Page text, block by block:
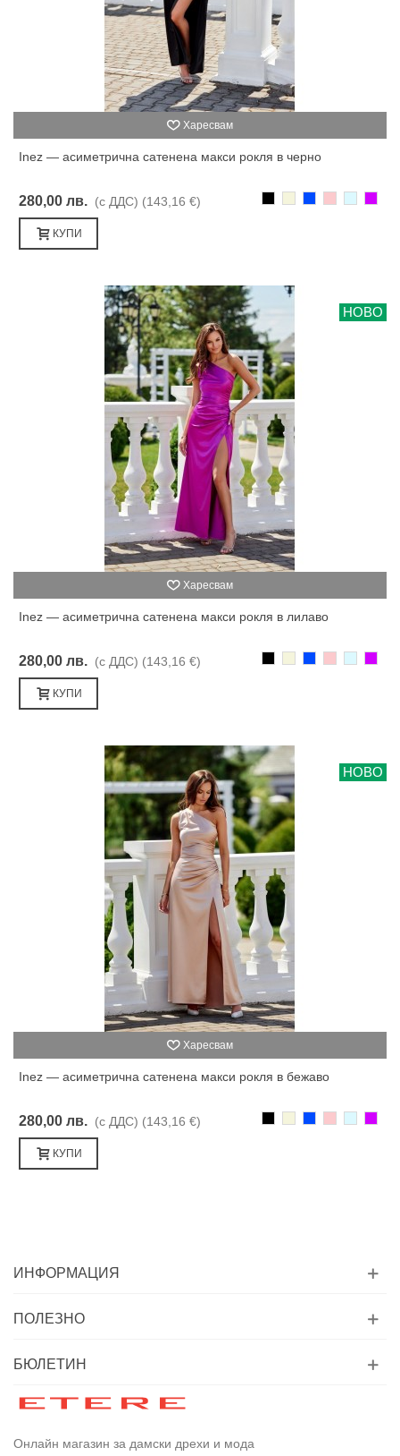
Харесвам
Inez — асиметрична сатенена макси рокля в черно
280,00 лв. (с ДДС) (143,16 €)
КУПИ
НОВО
Харесвам
Inez — асиметрична сатенена макси рокля в лилаво
280,00 лв. (с ДДС) (143,16 €)
КУПИ
НОВО
Харесвам
Inez — асиметрична сатенена макси рокля в бежаво
280,00 лв. (с ДДС) (143,16 €)
КУПИ
ИНФОРМАЦИЯ
ПОЛЕЗНО
БЮЛЕТИН
Онлайн магазин за дамски дрехи и мода